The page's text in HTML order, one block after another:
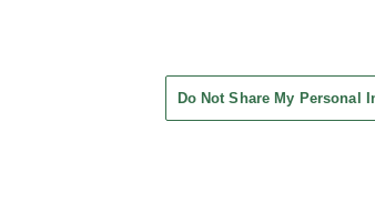
Do Not Share My Personal